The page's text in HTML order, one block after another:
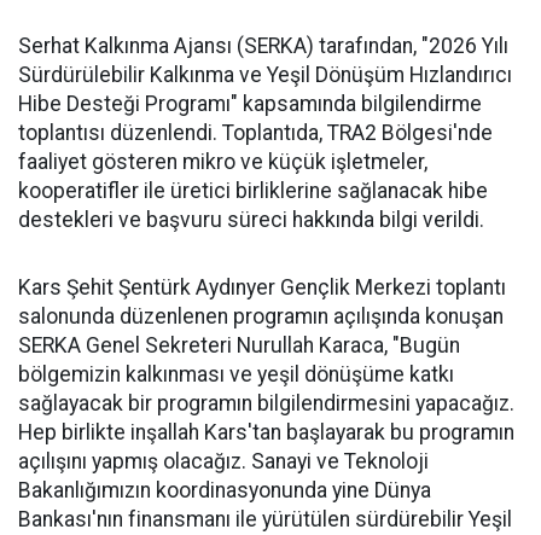
Serhat Kalkınma Ajansı (SERKA) tarafından, "2026 Yılı
Sürdürülebilir Kalkınma ve Yeşil Dönüşüm Hızlandırıcı
Hibe Desteği Programı" kapsamında bilgilendirme
toplantısı düzenlendi. Toplantıda, TRA2 Bölgesi'nde
faaliyet gösteren mikro ve küçük işletmeler,
kooperatifler ile üretici birliklerine sağlanacak hibe
destekleri ve başvuru süreci hakkında bilgi verildi.
Kars Şehit Şentürk Aydınyer Gençlik Merkezi toplantı
salonunda düzenlenen programın açılışında konuşan
SERKA Genel Sekreteri Nurullah Karaca, "Bugün
bölgemizin kalkınması ve yeşil dönüşüme katkı
sağlayacak bir programın bilgilendirmesini yapacağız.
Hep birlikte inşallah Kars'tan başlayarak bu programın
açılışını yapmış olacağız. Sanayi ve Teknoloji
Bakanlığımızın koordinasyonunda yine Dünya
Bankası'nın finansmanı ile yürütülen sürdürebilir Yeşil